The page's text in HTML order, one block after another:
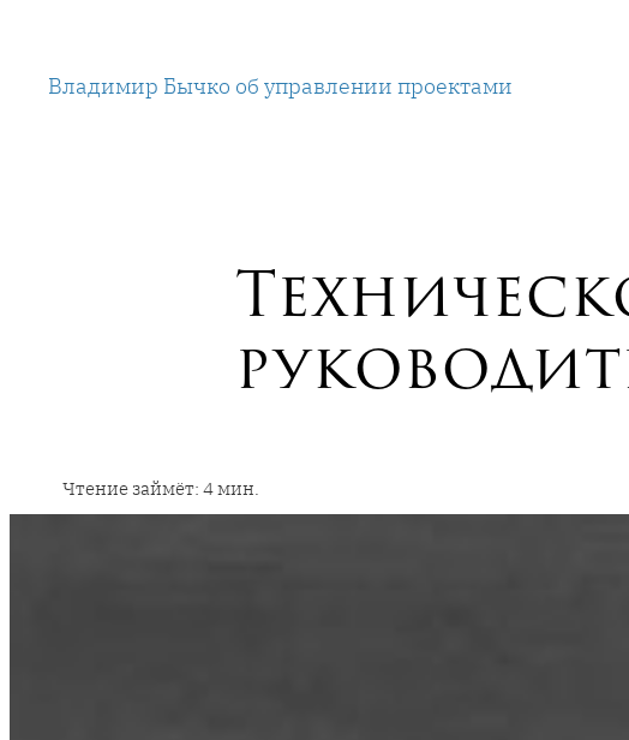
содержимому
Владимир Бычко об управлении проектами